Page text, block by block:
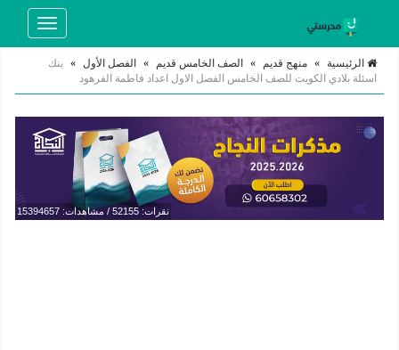
Toggle
الرئيسية » منهج قديم » الصف الخامس قديم » الفصل الأول » بنك
اسئلة بلادي الكويت للصف الخامس الفصل الاول اعداد فاطمة الفرهود
نقرات: 52155 / مشاهدات: 15394657